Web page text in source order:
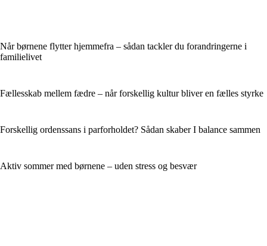
Når børnene flytter hjemmefra – sådan tackler du forandringerne i
familielivet
Fællesskab mellem fædre – når forskellig kultur bliver en fælles styrke
Forskellig ordenssans i parforholdet? Sådan skaber I balance sammen
Aktiv sommer med børnene – uden stress og besvær